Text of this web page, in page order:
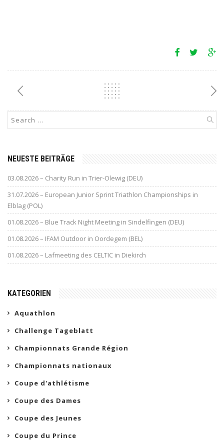
NEUESTE BEITRÄGE
03.08.2026 – Charity Run in Trier-Olewig (DEU)
31.07.2026 – European Junior Sprint Triathlon Championships in
Elblag (POL)
01.08.2026 – Blue Track Night Meeting in Sindelfingen (DEU)
01.08.2026 – IFAM Outdoor in Oordegem (BEL)
01.08.2026 – Lafmeeting des CELTIC in Diekirch
KATEGORIEN
Aquathlon
Challenge Tageblatt
Championnats Grande Région
Championnats nationaux
Coupe d'athlétisme
Coupe des Dames
Coupe des Jeunes
Coupe du Prince